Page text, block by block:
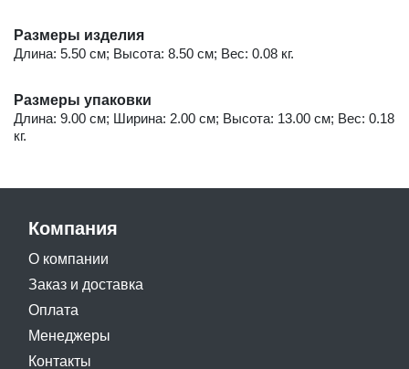
Размеры изделия
Длина: 5.50 см; Высота: 8.50 см; Вес: 0.08 кг.
Размеры упаковки
Длина: 9.00 см; Ширина: 2.00 см; Высота: 13.00 см; Вес: 0.18
кг.
Компания
О компании
Заказ и доставка
Оплата
Менеджеры
Контакты